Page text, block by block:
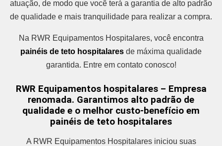
atuação, de modo que você terá a garantia de alto padrão
de qualidade e mais tranquilidade para realizar a compra.
Na RWR Equipamentos Hospitalares, você encontra
painéis de teto hospitalares de máxima qualidade
garantida. Entre em contato conosco!
RWR Equipamentos hospitalares – Empresa
renomada. Garantimos alto padrão de
qualidade e o melhor custo-benefício em
painéis de teto hospitalares
A RWR Equipamentos Hospitalares iniciou suas